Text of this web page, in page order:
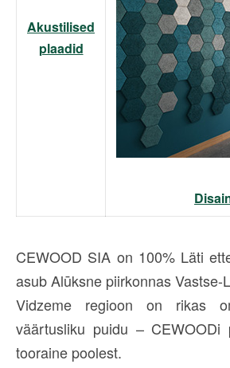
Akustilised
plaadid
CEWOOD SIA on 100% Läti
asub Alūksne piirkonnas Vastse-
Vidzeme regioon on rikas
väärtusliku puidu – CEWOODi
tooraine poolest.